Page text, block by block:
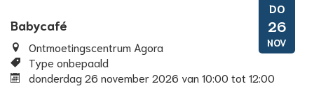
Babycafé
Ontmoetingscentrum Agora
Type onbepaald
donderdag 26 november 2026 van10:00 tot 12:00
DO
26
NOV